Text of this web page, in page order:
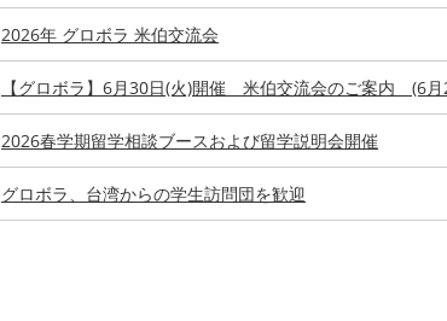
2026年 グロボラ 米伯交流会
【グロボラ】6月30日(火)開催 米伯交流会のご案内 (6
2026春学期留学相談ブースおよび留学説明会開催
グロボラ、台湾からの学生訪問団を歓迎